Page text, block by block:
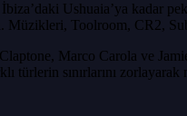
İbiza’daki Ushuaia’ya
Müzikleri, Toolroom, CR2,
Marco Carola ve
türlerin sınırlarını